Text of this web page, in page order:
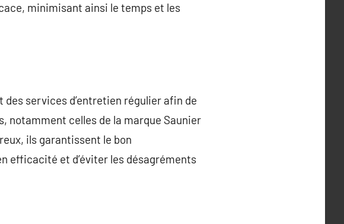
minimisant ainsi le temps et les
services d’entretien régulier afin de
notamment celles de la marque Saunier
ils garantissent le bon
efficacité et d’éviter les désagréments